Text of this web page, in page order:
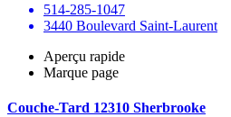
514-285-1047
3440 Boulevard Saint-Laurent
Aperçu rapide
Marque page
Couche-Tard 12310 Sherbrooke